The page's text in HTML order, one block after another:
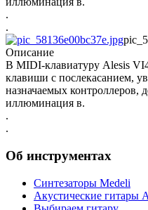
.
.
Описание
В MIDI-клавиатуру Alesis
клавиши с послекасанием,
назначаемых контроллеров,
иллюминация в.
.
.
Об инструментах
Синтезаторы Мedeli
Акустические гитары